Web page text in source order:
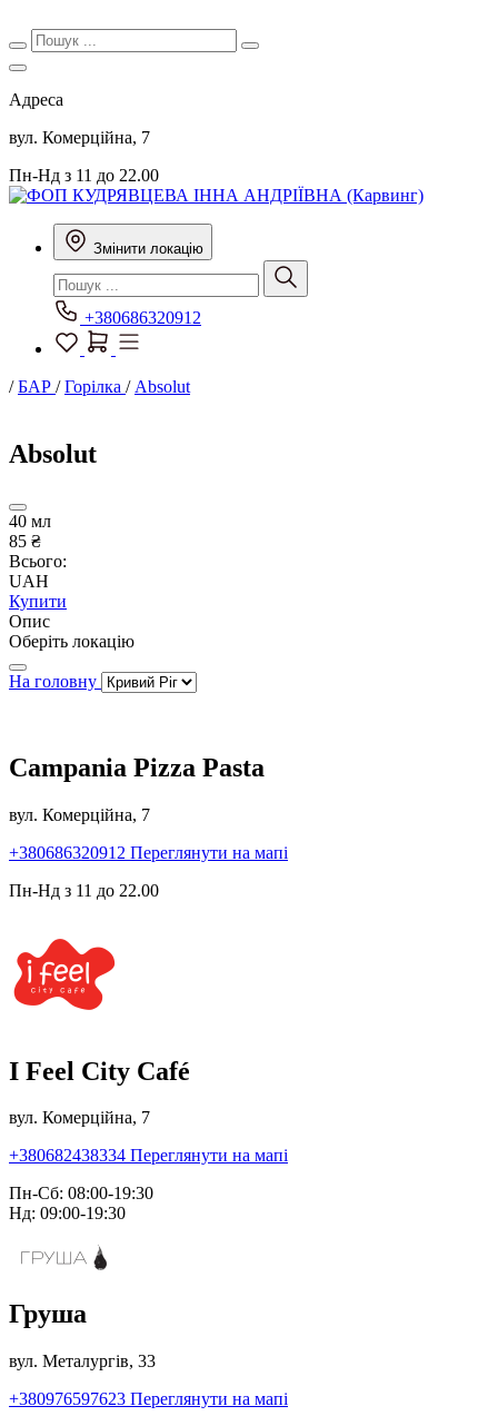
Адреса
вул. Комерційна, 7
Пн-Нд з 11 до 22.00
Змінити локацію
+380686320912
/БАР /Горілка / Absolut
Absolut
40 мл
85 ₴
Всього:
UAH
Купити
Опис
Оберіть локацію
На головну
Campania Pizza Pasta
вул. Комерційна, 7
+380686320912 Переглянути на мапі
Пн-Нд з 11 до 22.00
I Feel City Café
вул. Комерційна, 7
+380682438334 Переглянути на мапі
Пн-Сб: 08:00-19:30
Нд: 09:00-19:30
Груша
вул. Металургів, 33
+380976597623 Переглянути на мапі